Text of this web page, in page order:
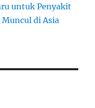
untuk Penyakit
di Asia